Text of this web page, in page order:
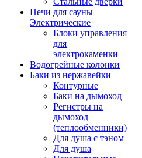
Печи для сауны
Электрические
Блоки управления
для
электрокаменки
Водогрейные колонки
Баки из нержавейки
Контурные
Баки на дымоход
Регистры на
дымоход
(теплообменники)
Для душа с тэном
Для душа